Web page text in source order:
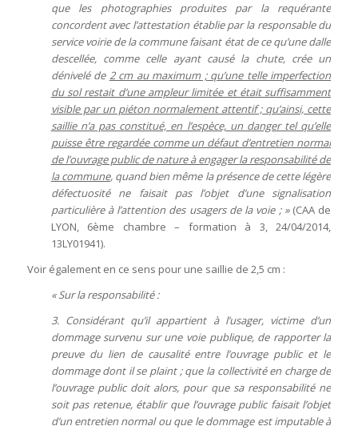
que les photographies produites par la requérante
concordent avec l’attestation établie par la responsable du
service voirie de la commune faisant état de ce qu’une dalle
descellée, comme celle ayant causé la chute, crée un
dénivelé de 2 cm au maximum ; qu’une telle imperfection
du sol restait d’une ampleur limitée et était suffisamment
visible par un piéton normalement attentif ; qu’ainsi, cette
saillie n’a pas constitué, en l’espèce, un danger tel qu’elle
puisse être regardée comme un défaut d’entretien normal
de l’ouvrage public de nature à engager la responsabilité de
la commune, quand bien même la présence de cette légère
défectuosité ne faisait pas l’objet d’une signalisation
particulière à l’attention des usagers de la voie ; »(CAA de
LYON, 6ème chambre – formation à 3, 24/04/2014,
13LY01941).
Voir également en ce sens pour une saillie de 2,5 cm :
« Sur la responsabilité :
3. Considérant qu’il appartient à l’usager, victime d’un
dommage survenu sur une voie publique, de rapporter la
preuve du lien de causalité entre l’ouvrage public et le
dommage dont il se plaint ; que la collectivité en charge de
l’ouvrage public doit alors, pour que sa responsabilité ne
soit pas retenue, établir que l’ouvrage public faisait l’objet
d’un entretien normal ou que le dommage est imputable à